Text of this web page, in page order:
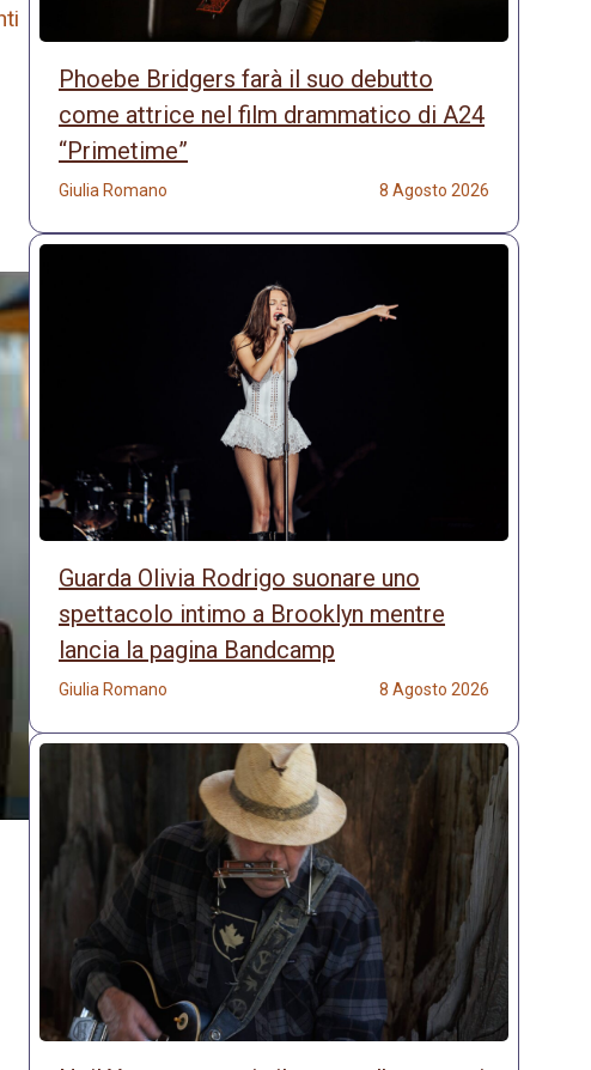
Phoebe Bridgers farà il suo debutto
come attrice nel film drammatico di A24
“Primetime”
Giulia Romano 8 Agosto 2026
Guarda Olivia Rodrigo suonare uno
spettacolo intimo a Brooklyn mentre
lancia la pagina Bandcamp
Giulia Romano 8 Agosto 2026